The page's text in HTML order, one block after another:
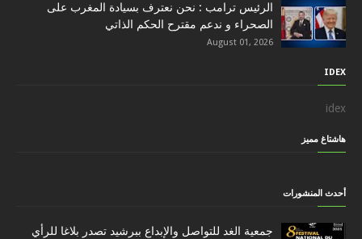
الرئيس ترامب : نحن نعترف بسيادة المغرب على
الصحراء و ندعم مقترح الحكم الذاتي
August 01, 2026
IDEX
idex
هاشتاغ مميز
أحدث المنشورات
جمعية الغد للتواصل والإبداع ببرشيد تصدر بلاغا للرأي